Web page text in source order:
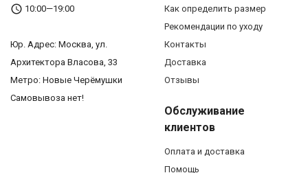
10:00—19:00
Юр. Адреc: Москва, ул.
Архитектора Власова, 33
Метро: Новые Черёмушки
Самовывоза нет!
Как определить размер
Рекомендации по уходу
Контакты
Доставка
Отзывы
Обслуживание
клиентов
Оплата и доставка
Помощь